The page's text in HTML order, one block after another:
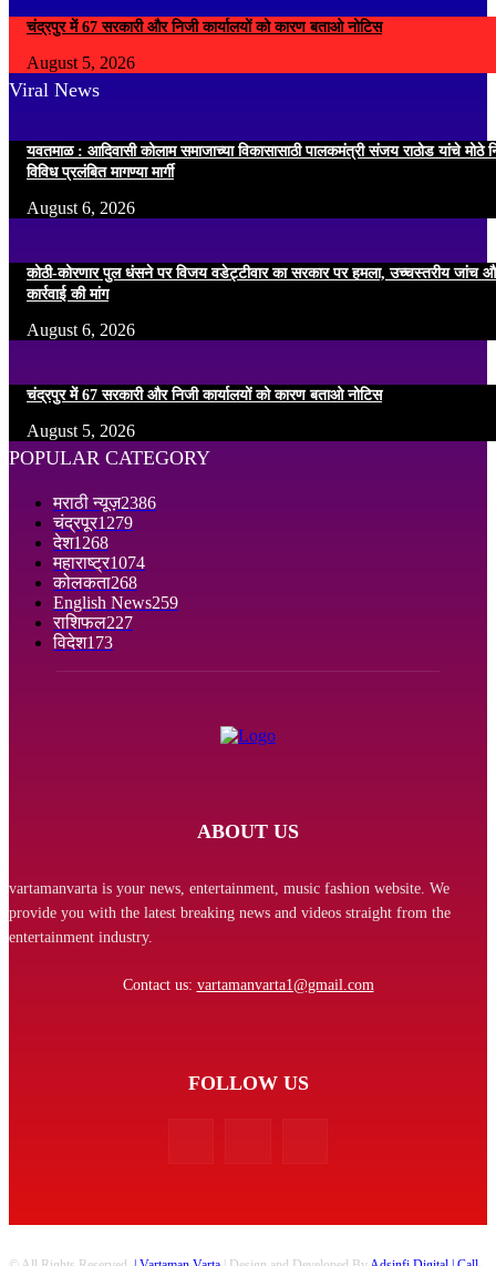
चंद्रपुर में 67 सरकारी और निजी कार्यालयों को कारण बताओ नोटिस
August 5, 2026
Viral News
यवतमाळ : आदिवासी कोलाम समाजाच्या विकासासाठी पालकमंत्री संजय राठोड यांचे मोठे
विविध प्रलंबित मागण्या मार्गी
August 6, 2026
कोठी-कोरणार पुल धंसने पर विजय वडेट्टीवार का सरकार पर हमला, उच्चस्तरीय जांच
कार्रवाई की मांग
August 6, 2026
चंद्रपुर में 67 सरकारी और निजी कार्यालयों को कारण बताओ नोटिस
August 5, 2026
POPULAR CATEGORY
मराठी न्यूज़2386
चंद्रपूर1279
देश1268
महाराष्ट्र1074
कोलकता268
English News259
राशिफल227
विदेश173
ABOUT US
vartamanvarta is your news, entertainment, music fashion website. We
provide you with the latest breaking news and videos straight from the
entertainment industry.
Contact us: vartamanvarta1@gmail.com
FOLLOW US